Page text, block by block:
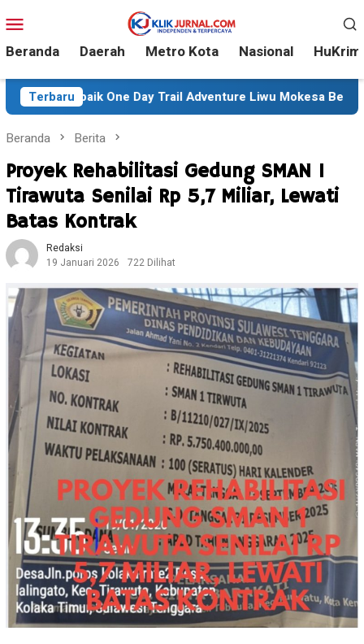
ke
kontenMobile
Beranda Daerah Metro Kota Nasional HuKrim
Terbaru
Day Trail Adventure Liwu Mokesa Berhasil Taklukkan
Beranda Berita
Proyek Rehabilitasi Gedung SMAN 1
Tirawuta Senilai Rp 5,7 Miliar, Lewati
Batas Kontrak
Redaksi
19 Januari 2026
722 Dilihat